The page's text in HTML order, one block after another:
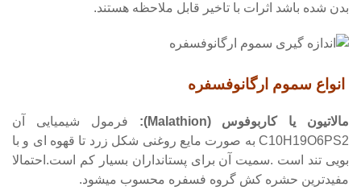
بدن شده باشد اثرات با تاخیر قابل ملاحظه هستند.
انواع سموم ارگانوفسفره
مالاتیون یا کاربوفوس (Malathion):
فرمول شیمیایی آن
C10H19O6PS2 به صورت مایع روغنی شکل زرد تا قهوه ای و با
بویی تند است .سمیت آن برای پستانداران بسیار کم است.احتمالا
مفیدترین حشره کش گروه فسفره محسوب میشود.